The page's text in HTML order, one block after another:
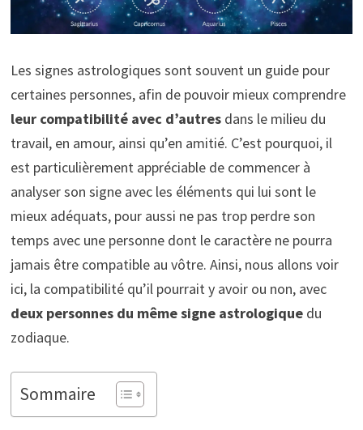
Les signes astrologiques sont souvent un guide pour
certaines personnes, afin de pouvoir mieux comprendre
leur compatibilité avec d’autresdans le milieu du
travail, en amour, ainsi qu’en amitié. C’est pourquoi, il
est particulièrement appréciable de commencer à
analyser son signe avec les éléments qui lui sont le
mieux adéquats, pour aussi ne pas trop perdre son
temps avec une personne dont le caractère ne pourra
jamais être compatible au vôtre. Ainsi, nous allons voir
ici, la compatibilité qu’il pourrait y avoir ou non, avec
deux personnes du même signe astrologiquedu
zodiaque.
Sommaire